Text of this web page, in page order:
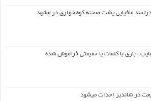
مافیایی پشت صحنه کوهخواری در مشهد
، بازی با کلمات یا حقیقتی فراموش شده
در شاندیز احداث میشود